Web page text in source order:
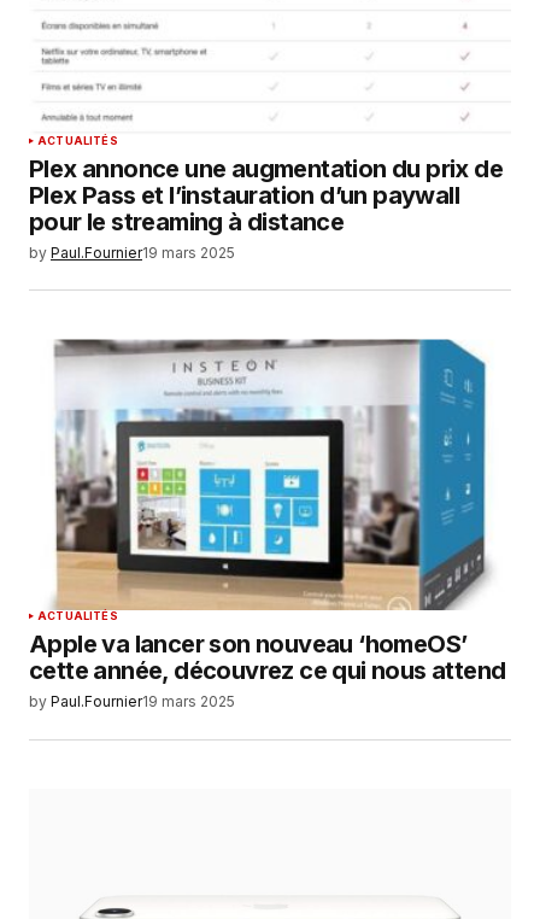
ACTUALITÉS
Plex annonce une augmentation du prix de
Plex Pass et l’instauration d’un paywall
pour le streaming à distance
by Paul.Fournier19 mars 2025
ACTUALITÉS
Apple va lancer son nouveau ‘homeOS’
cette année, découvrez ce qui nous attend
by Paul.Fournier19 mars 2025